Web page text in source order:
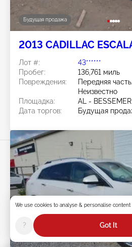
Будущая продажа
2013 CADILLAC
Лот #:
43******
Пробег:
136,761 миль
Повреждения:
Передняя
Неизвестно
Площадка:
AL - BESSEMER
Дата торгов:
Будущая
Swipe to right for
We use cookies to analyse & personalise content
? Got It